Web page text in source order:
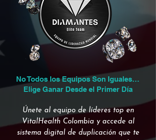
No Todos los Equipos Son Iguales…
Elige Ganar Desde el Primer Día
Únete al equipo de líderes top en
VitalHealth Colombia y accede al
sistema digital de duplicación que te